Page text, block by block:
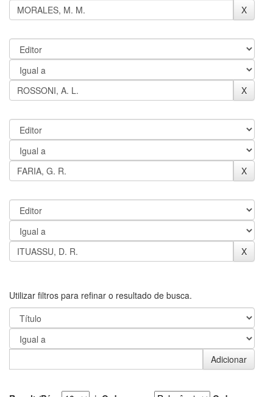
Utilizar filtros para refinar o resultado de busca.